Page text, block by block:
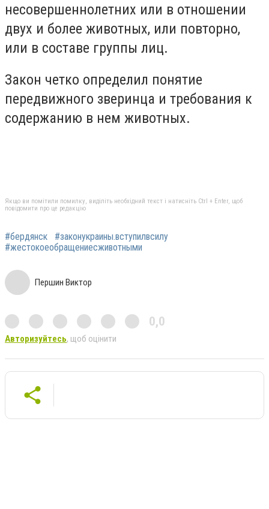
несовершеннолетних или в отношении
двух и более животных, или повторно,
или в составе группы лиц.
Закон четко определил понятие
передвижного зверинца и требования к
содержанию в нем животных.
Якщо ви помітили помилку, виділіть необхідний текст і натисніть Ctrl + Enter, щоб
повідомити про це редакцію
#бердянск
#законукраины.вступилвсилу
#жестокоеобращениесживотными
Першин Виктор
0,0
Авторизуйтесь, щоб оцінити